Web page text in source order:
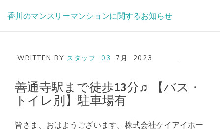
香川のマンスリーマンションに関するお知らせ
WRITTEN BY スタッフ 03 7月 2023
善通寺駅まで徒歩13分♬【バス・
トイレ別】駐車場有
皆さま、おはようございます。株式会社ケイアイホー